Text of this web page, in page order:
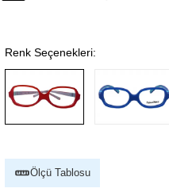
Renk Seçenekleri:
Ölçü Tablosu